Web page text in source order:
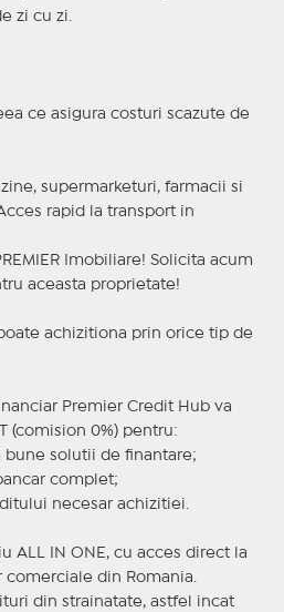
zi cu zi.
ce asigura costuri scazute de
supermarketuri, farmacii si
rapid la transport in
Imobiliare! Solicita acum
aceasta proprietate!
achizitiona prin orice tip de
Premier Credit Hub va
(comision 0%) pentru:
solutii de finantare;
complet;
necesar achizitiei.
ALL IN ONE, cu acces direct la
din Romania.
din strainatate, astfel incat